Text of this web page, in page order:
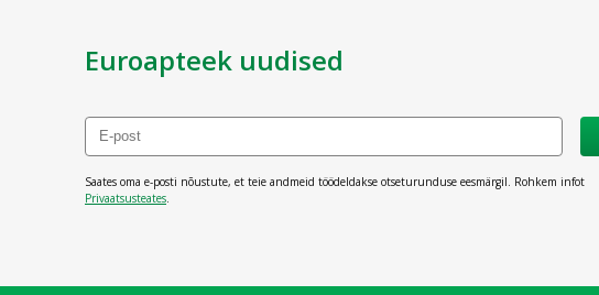
Euroapteek uudised
Saates oma e-posti nõustute, et teie andmeid töödeldakse otseturunduse eesmärgil. Rohkem infot
Privaatsusteates